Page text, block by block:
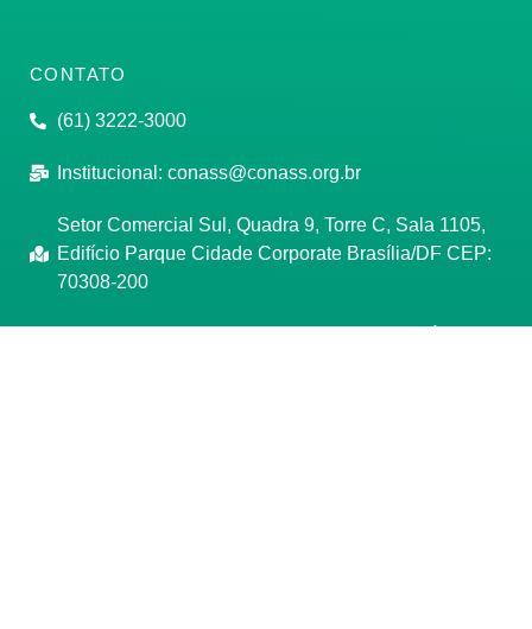
CONTATO
(61) 3222-3000
Institucional: conass@conass.org.br
Setor Comercial Sul, Quadra 9, Torre C, Sala 1105,
Edifício Parque Cidade Corporate Brasília/DF CEP:
70308-200